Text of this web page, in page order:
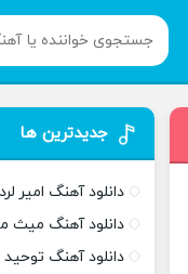
جدیدترین ها
دانلود آهنگ امیر
دانلود آهنگ میث
دانلود آهنگ